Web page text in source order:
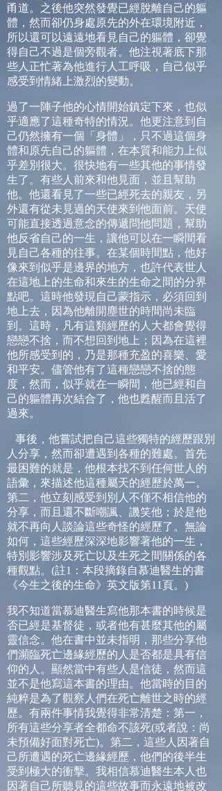
甬道。之後他突然發覺已經脫離自己的軀
體，然而卻仍身處原先的外在環境附近，
所以還可以遠遠地看見自己的軀體，卻覺
得自己不過是個旁觀者。他注視著底下那
些人正忙著為他進行人工呼吸，自己似乎
感受到情緒上激烈的變動。
過了一陣子他的心情開始鎮定下來，也似
乎適應了這種奇特的情況。他更注意到自
己仍然擁有一個「身體」，只不過這個身
體和原先自己的軀體，在本質和能力上似
乎差別很大。很快地有一些其他的事情發
生了。有些人前來和他見面，並且幫助
他。他還看見了一些已經死去的親友，另
外還有從未見過的天使來到他面前。天使
可能直接透過意念的傳遞問他問題，幫助
他反省自己的一生，讓他可以在一瞬間看
見自己各種的往事。在某個時間點，他好
像來到似乎是邊界的地方，也許代表世人
在這地上的生命和來生的生命之間的分界
點吧。這時他發現自己蒙指示，必須回到
地上去，因為他離開塵世的時間尚未臨
到。這時，凡有這類經歷的人大都會覺得
戀戀不捨，而不想回到地上；因為在這裡
他所感受到的，乃是那種充盈的喜樂、愛
和平安。儘管他有了這種戀戀不捨的態
度，然而，似乎就在一瞬間，他已經和自
己的軀體再次結合了，他也甦醒而且活了
過來。
事後，他嘗試把自己這些獨特的經歷跟別
人分享，然而卻遭遇到各種的難處。首先
最困難的就是，他根本找不到任何世人的
語彙，來描述他這種屬天的經歷於萬一。
第二，他立刻感受到別人不僅不相信他的
分享，而且還不斷嘲諷、譏笑他；於是他
就不再向人談論這些奇怪的經歷了。無論
如何，這些經歷深深地影響著他的一生，
特別影響涉及死亡以及生死之間關係的各
種觀點。 (註1 ：本段摘錄自慕迪醫生的書
《今生之後的生命》英文版第11 頁。 )
我不知道當慕迪醫生寫他那本書的時候是
否已經是基督徒，或者他有甚麼其他的屬
靈信念。他在書中並未指明，那些分享他
們瀕臨死亡邊緣經歷的人是否都是具有信
仰的人。顯然當中有些人是信徒，然而這
並不是他寫這本書的理由。他當時的目的
純粹是為了觀察人們在死亡離世之時的經
歷。有兩件事情我覺得非常清楚：第一，
所有這些分享者全都命不該死(或者說：尚
未預備好面對死亡)。第二，這些人因著自
己所遭遇的死亡邊緣經歷，他們的後半生
受到極大的衝擊。我相信慕迪醫生本人也
因著自己所聽見的這些故事而永遠地被改